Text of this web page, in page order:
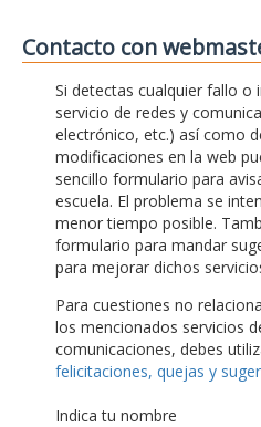
Contacto con
Si detectas cualquier fallo o
servicio de redes y
electrónico, etc.) así como
modificaciones en la web
sencillo formulario para
escuela. El problema se
menor tiempo posible.
formulario para mandar
para mejorar dichos
Para cuestiones no
los mencionados servicios
comunicaciones, debes
felicitaciones, quejas y
Indica tu nombre